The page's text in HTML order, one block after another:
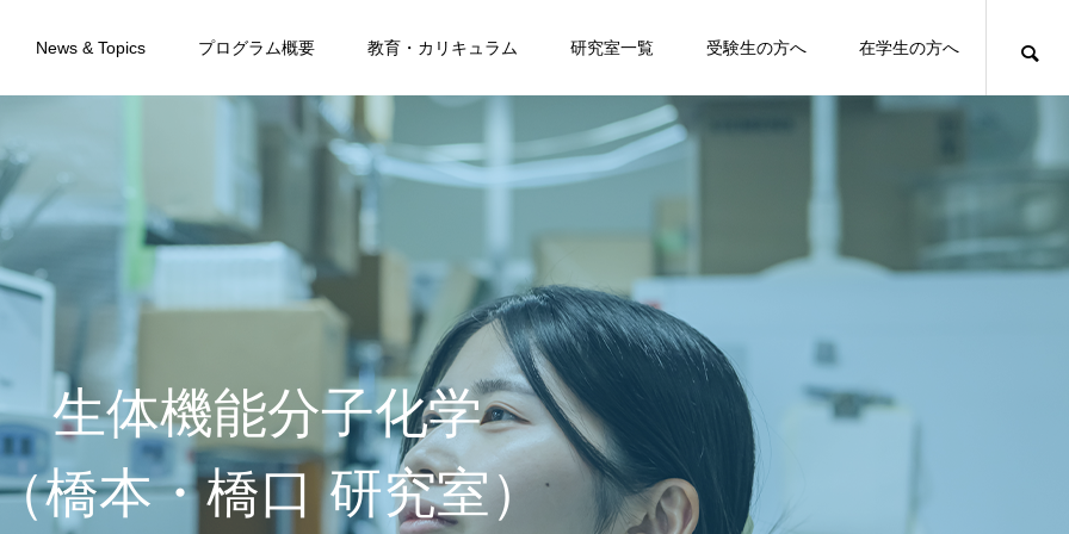
News & Topics プログラム概要 教育・カリキュラム 研究室一覧 受験生の方へ 在学生の方へ
生体機能分子化学
橋本・橋口 研究室）